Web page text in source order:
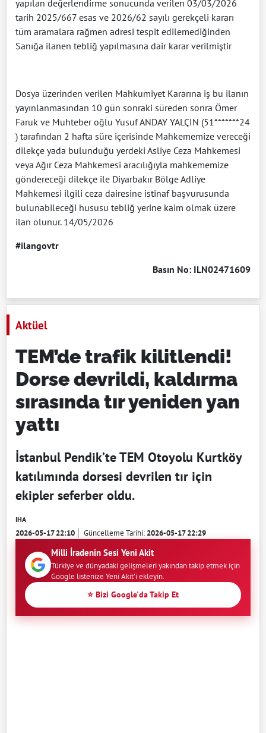
yapılan değerlendirme sonucunda verilen 03/03/2026
tarih 2025/667 esas ve 2026/62 sayılı gerekçeli kararı
tüm aramalara rağmen adresi tespit edilemediğinden
Sanığa ilanen tebliğ yapılmasına dair karar verilmiştir
Dosya üzerinden verilen Mahkumiyet Kararına iş bu ilanın
yayınlanmasından 10 gün sonraki süreden sonra Ömer
Faruk ve Muhteber oğlu Yusuf ANDAY YALÇIN (51*******24
) tarafından 2 hafta süre içerisinde Mahkememize vereceği
dilekçe yada bulunduğu yerdeki Asliye Ceza Mahkemesi
veya Ağır Ceza Mahkemesi aracılığıyla mahkememize
göndereceği dilekçe ile Diyarbakır Bölge Adliye
Mahkemesi ilgili ceza dairesine istinaf başvurusunda
bulunabileceği hususu tebliğ yerine kaim olmak üzere
ilan olunur. 14/05/2026
#ilangovtr
Basın No: ILN02471609
Aktüel
TEM’de trafik kilitlendi!
Dorse devrildi, kaldırma
sırasında tır yeniden yan
yattı
İstanbul Pendik’te TEM Otoyolu Kurtköy
katılımında dorsesi devrilen tır için
ekipler seferber oldu.
IHA
2026-05-17 22:10 Güncelleme Tarihi:2026-05-17 22:29
Milli İradenin Sesi Yeni Akit
Türkiye ve dünyadaki gelişmeleri yakından takip etmek için
Google listenize Yeni Akit'i ekleyin.
⭐ Bizi Google'da Takip Et